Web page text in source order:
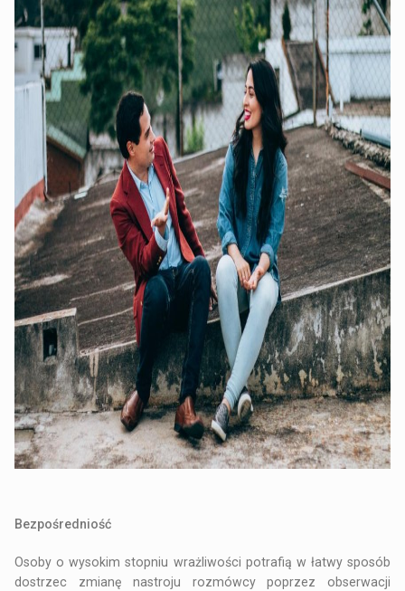
Bezpośredniość
Osoby o wysokim stopniu wrażliwości potrafią w łatwy sposób
dostrzec zmianę nastroju rozmówcy poprzez obserwacji